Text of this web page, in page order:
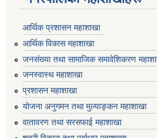
आर्थिक प्रशासन महाशाखा
आर्थिक विकास महाशाखा
जनसंख्या तथा सामाजिक समावेशिकरण
जनस्वास्थ महाशाखा
प्रशासन महाशाखा
योजना अनुगमन तथा मुल्याङ्कन महाशाखा
वातावरण तथा सरसफाई महाशाखा